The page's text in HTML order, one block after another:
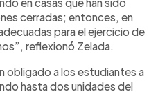
cerradas; entonces, en
para el ejercicio de
reflexionó Zelada.
obligado a los estudiantes a
hasta dos unidades del